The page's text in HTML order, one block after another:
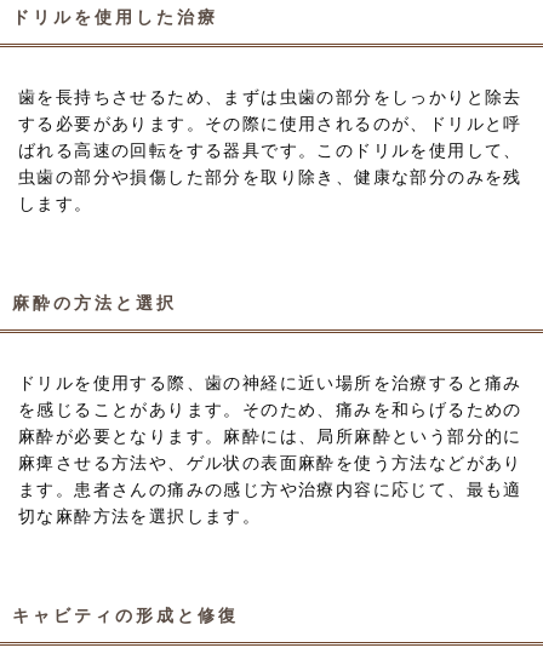
ドリルを使用した治療
歯を長持ちさせるため、まずは虫歯の部分をしっかりと除去
する必要があります。その際に使用されるのが、ドリルと呼
ばれる高速の回転をする器具です。このドリルを使用して、
虫歯の部分や損傷した部分を取り除き、健康な部分のみを残
します。
麻酔の方法と選択
ドリルを使用する際、歯の神経に近い場所を治療すると痛み
を感じることがあります。そのため、痛みを和らげるための
麻酔が必要となります。麻酔には、局所麻酔という部分的に
麻痺させる方法や、ゲル状の表面麻酔を使う方法などがあり
ます。患者さんの痛みの感じ方や治療内容に応じて、最も適
切な麻酔方法を選択します。
キャビティの形成と修復